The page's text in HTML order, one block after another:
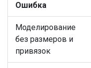
Ошибка
Моделирование
без размеров и
привязок